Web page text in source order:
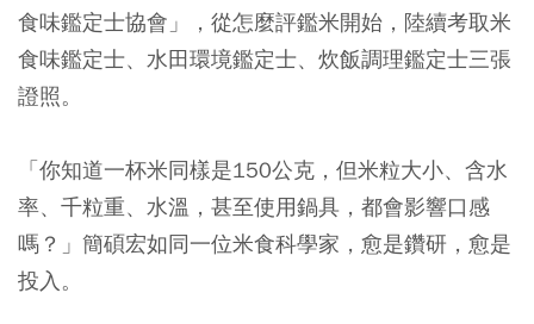
食味鑑定士協會」，從怎麼評鑑米開始，陸續考取米
食味鑑定士、水田環境鑑定士、炊飯調理鑑定士三張
證照。
「你知道一杯米同樣是150公克，但米粒大小、含水
率、千粒重、水溫，甚至使用鍋具，都會影響口感
嗎？」簡碩宏如同一位米食科學家，愈是鑽研，愈是
投入。